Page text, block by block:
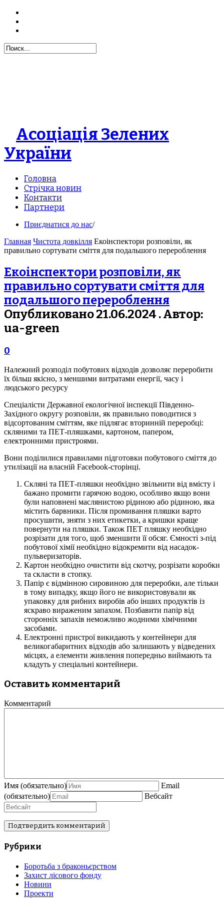
Асоціація Зелених
України
Головна
Стрічка новин
Контакти
Партнери
Приєднатися до нас/
Главная Чистота довкілля Екоінспектори розповіли, як
правильно сортувати сміття для подальшого перероблення
Екоінспектори розповіли, як
правильно сортувати сміття для
подальшого перероблення
Опубликовано 21.06.2024 . Автор:
ua-green
0
Належний розподіл побутових відходів дозволяє переробити
їх більш якісно, з меншими витратами енергії, часу і
людського ресурсу
Спеціалісти Державної екологічної інспекції Південно-
Західного округу розповіли, як правильно поводитися з
відсортованим сміттям, яке підлягає вторинній переробці:
скляними та ПЕТ-пляшками, картоном, папером,
електронними пристроями.
Вони поділилися правилами підготовки побутового сміття до
утилізації на власній Facebook-сторінці.
Скляні та ПЕТ-пляшки необхідно звільнити від вмісту і
бажано промити гарячою водою, особливо якщо вони
були наповнені маслянистою рідиною або рідиною, яка
містить барвники. Після промивання пляшки варто
просушити, зняти з них етикетки, а кришки краще
повернути на пляшки. Також ПЕТ пляшку необхідно
розрізати для того, щоб зменшити її обсяг. Ємності з-під
побутової хімії необхідно відокремити від насадок-
пульверизаторів.
Картон необхідно очистити від скотчу, розрізати коробки
та скласти в стопку.
Папір є відмінною сировиною для переробки, але тільки
в тому випадку, якщо його не використовували як
упаковку для рибних виробів або інших продуктів із
яскраво вираженим запахом. Позбавити папір від
сторонніх запахів неможливо жодними хімічними
засобами.
Електронні пристрої викидають у контейнери для
великогабаритних відходів або залишають у відведених
місцях, а елементи живлення попередньо виймають та
кладуть у спеціальні контейнери.
Оставить комментарий
Комментарий
Имя (обязательно)
Email
(обязательно)
Вебсайт
Рубрики
Боротьба з браконьєрством
Захист лісового фонду
Новини
Проекти